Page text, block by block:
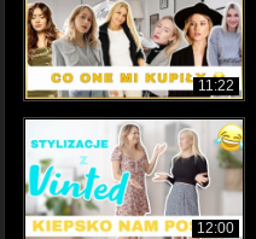
11:22
12:00